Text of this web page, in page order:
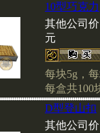
10型巧克力
其他公司价
元
每块5g，每
每盒共100
D型登山扣
其他公司价